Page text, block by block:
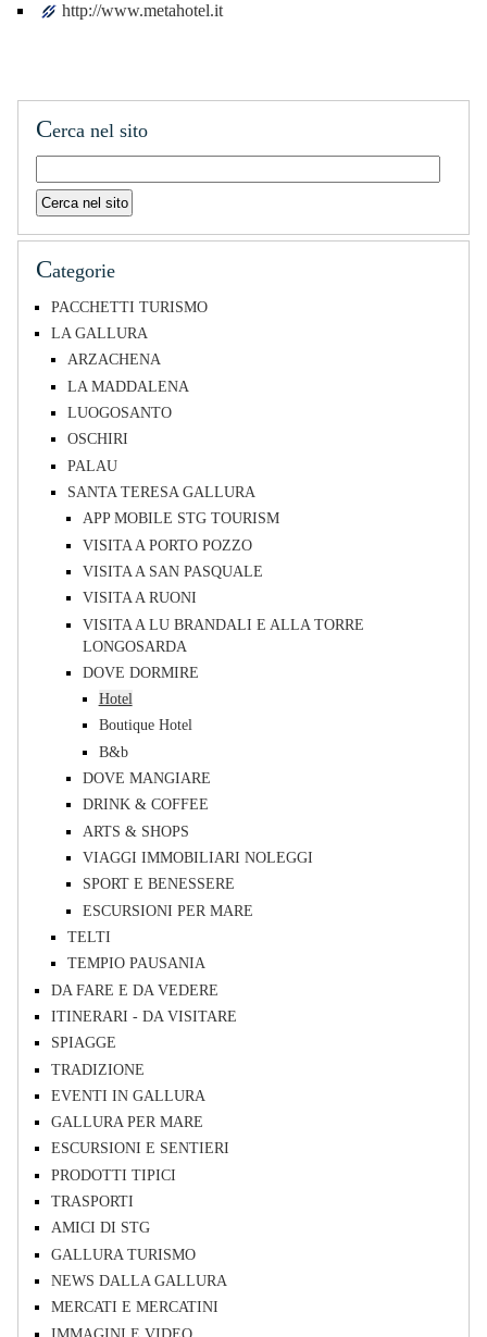
http://www.metahotel.it
Cerca nel sito
Categorie
PACCHETTI TURISMO
LA GALLURA
ARZACHENA
LA MADDALENA
LUOGOSANTO
OSCHIRI
PALAU
SANTA TERESA GALLURA
APP MOBILE STG TOURISM
VISITA A PORTO POZZO
VISITA A SAN PASQUALE
VISITA A RUONI
VISITA A LU BRANDALI E ALLA TORRE
LONGOSARDA
DOVE DORMIRE
Hotel
Boutique Hotel
B&b
DOVE MANGIARE
DRINK & COFFEE
ARTS & SHOPS
VIAGGI IMMOBILIARI NOLEGGI
SPORT E BENESSERE
ESCURSIONI PER MARE
TELTI
TEMPIO PAUSANIA
DA FARE E DA VEDERE
ITINERARI - DA VISITARE
SPIAGGE
TRADIZIONE
EVENTI IN GALLURA
GALLURA PER MARE
ESCURSIONI E SENTIERI
PRODOTTI TIPICI
TRASPORTI
AMICI DI STG
GALLURA TURISMO
NEWS DALLA GALLURA
MERCATI E MERCATINI
IMMAGINI E VIDEO